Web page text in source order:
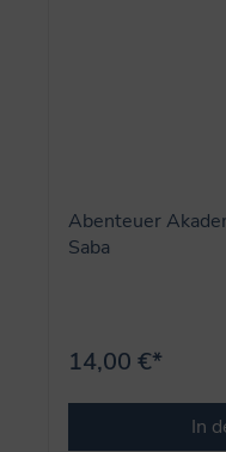
Abenteuer
Saba
14,00 €*
In